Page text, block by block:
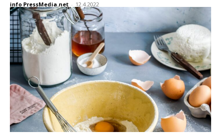
info PressMedia.net - 12.4.2022